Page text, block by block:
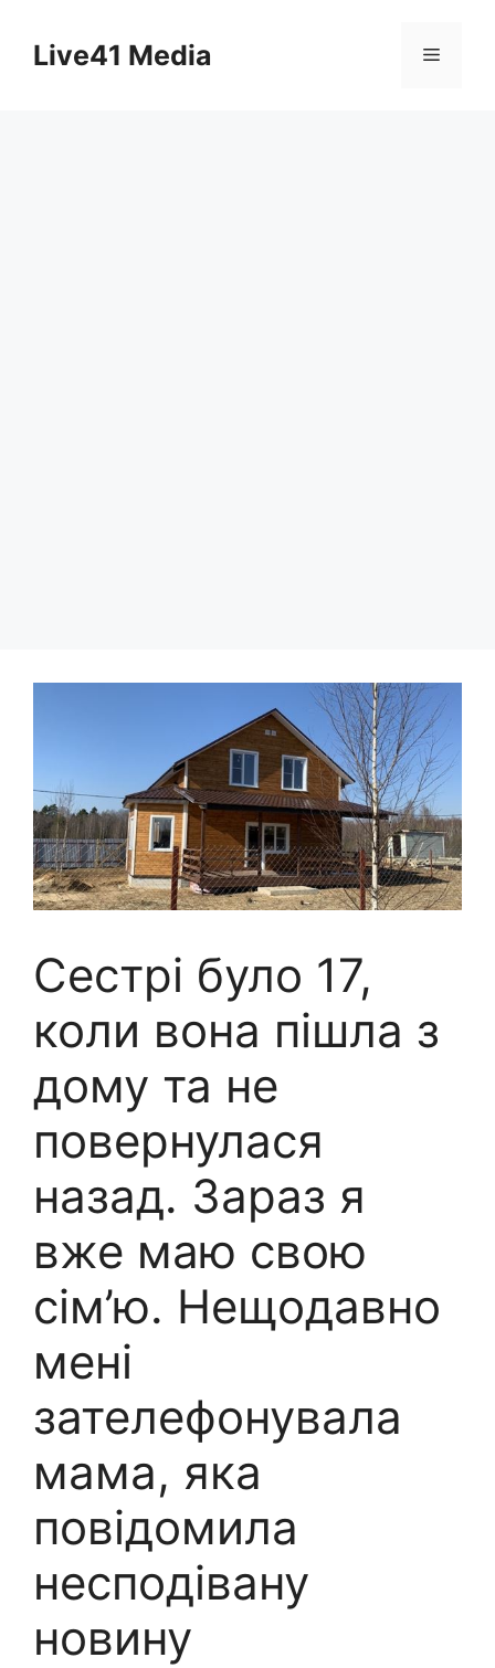
contentLive41 Media Menu
Сестрі було 17,
коли вона пішла з
дому та не
повернулася
назад. Зараз я
вже маю свою
сім’ю. Нещодавно
мені
зателефонувала
мама, яка
повідомила
несподівану
новину